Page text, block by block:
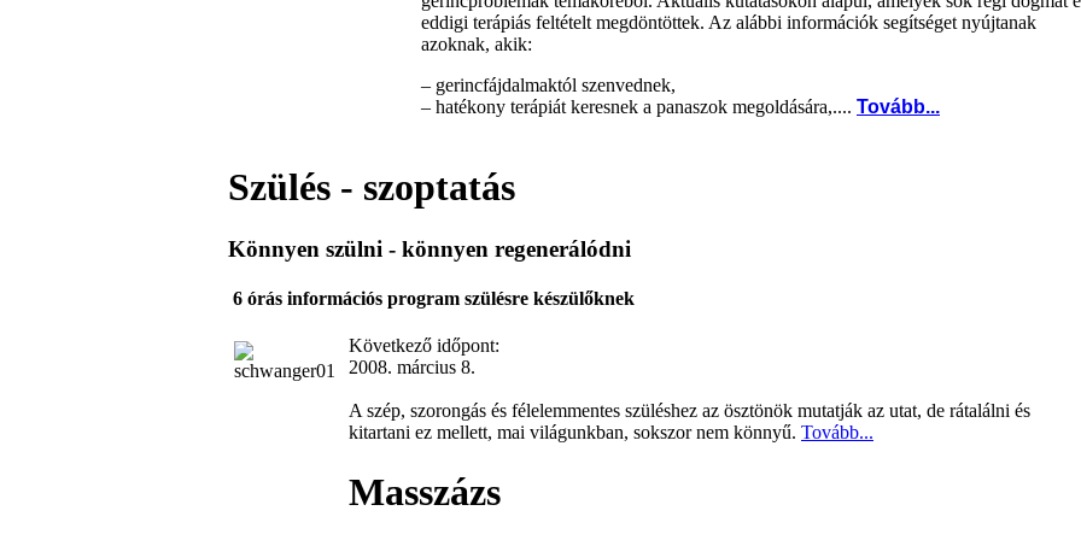
eddigi terápiás feltételt megdöntöttek. Az alábbi információk segítséget nyújtanak
azoknak, akik:
– gerincfájdalmaktól szenvednek,
– hatékony terápiát keresnek a panaszok megoldására,.... Tovább...
Szülés - szoptatás
Könnyen szülni - könnyen regenerálódni
6 órás információs program szülésre készülőknek
Következő időpont:
2008. március 8.
A szép, szorongás és félelemmentes szüléshez az ösztönök mutatják az utat, de rátalálni és
kitartani ez mellett, mai világunkban, sokszor nem könnyű. Tovább...
Masszázs